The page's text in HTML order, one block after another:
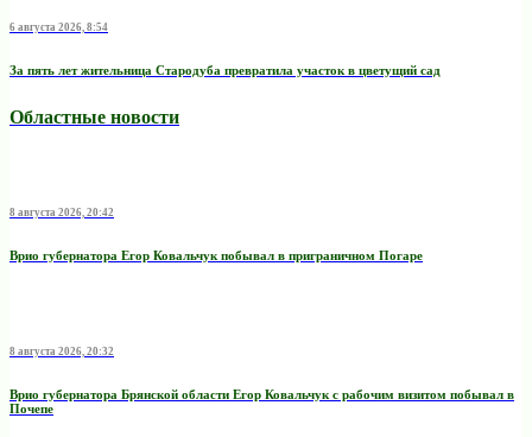
6 августа 2026, 8:54
За пять лет жительница Стародуба превратила участок в цветущий сад
Областные новости
8 августа 2026, 20:42
Врио губернатора Егор Ковальчук побывал в приграничном Погаре
8 августа 2026, 20:32
Врио губернатора Брянской области Егор Ковальчук с рабочим визитом побывал в
Почепе